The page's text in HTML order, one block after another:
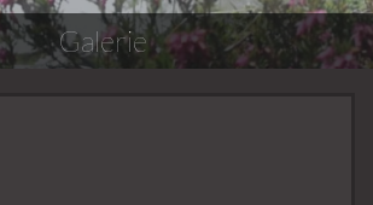
Galerie